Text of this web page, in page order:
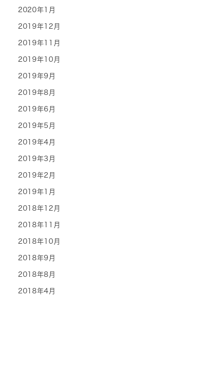
2020年1月
2019年12月
2019年11月
2019年10月
2019年9月
2019年8月
2019年6月
2019年5月
2019年4月
2019年3月
2019年2月
2019年1月
2018年12月
2018年11月
2018年10月
2018年9月
2018年8月
2018年4月